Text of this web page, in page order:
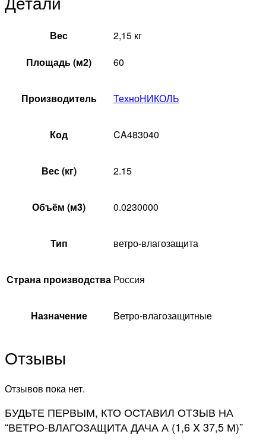
Вес
2,15 кг
Площадь (м2)
60
Производитель ТехноНИКОЛЬ
Код CA483040
Вес (кг) 2.15
Объём (м3) 0.0230000
Тип ветро-влагозащита
Страна производства Россия
Назначение Ветро-влагозащитные
Отзывы
Отзывов пока нет.
БУДЬТЕ ПЕРВЫМ, КТО ОСТАВИЛ ОТЗЫВ НА
“ВЕТРО-ВЛАГОЗАЩИТА ДАЧА А (1,6 X 37,5 М)”